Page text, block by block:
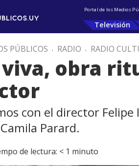
Portal de los Medios
Televisión
PÚBLICOS . RADIO . RADIO
obra
con el director
Parard.
de lectura: < 1 minuto